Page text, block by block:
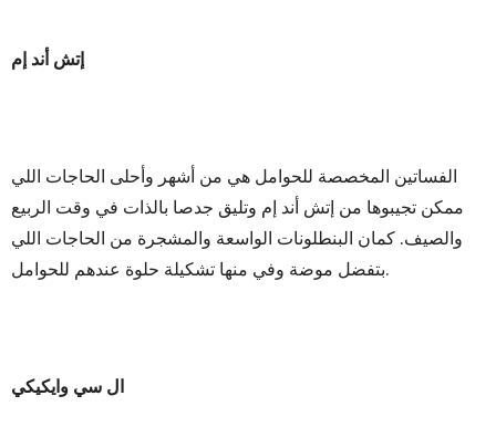
إتش أند إم
الفساتين المخصصة للحوامل هي من أشهر وأحلى الحاجات اللي
ممكن تجيبوها من إتش أند إم وتليق جدصا بالذات في وقت الربيع
والصيف. كمان البنطلونات الواسعة والمشجرة من الحاجات اللي
بتفضل موضة وفي منها تشكيلة حلوة عندهم للحوامل.